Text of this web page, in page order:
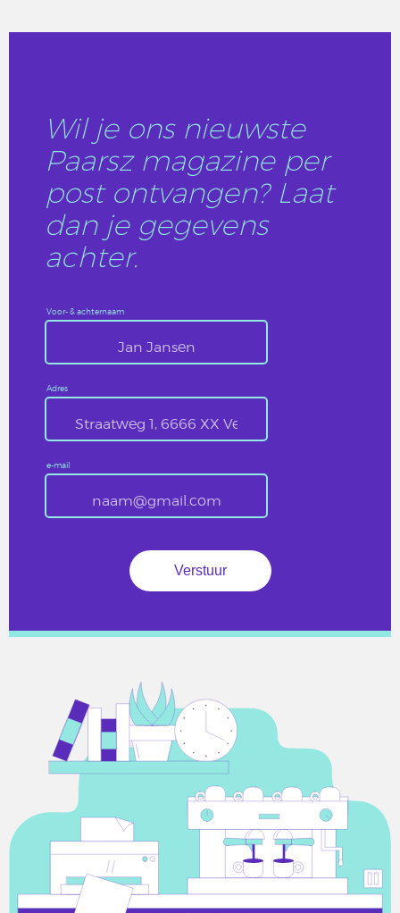
Wil je ons nieuwste
Paarsz magazine per
post ontvangen? Laat
dan je gegevens
achter.
Voor- & achternaam
Adres
e-mail